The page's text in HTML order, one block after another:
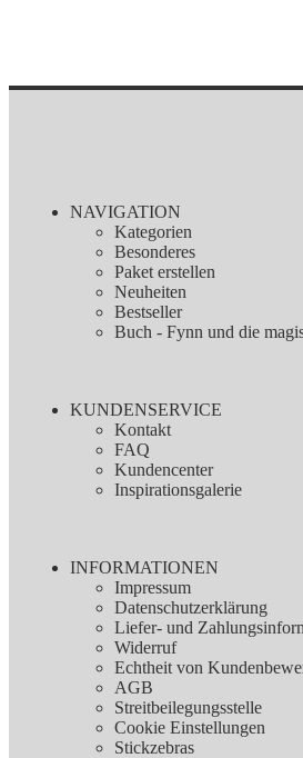
NAVIGATION
Kategorien
Besonderes
Paket erstellen
Neuheiten
Bestseller
Buch - Fynn und die
KUNDENSERVICE
Kontakt
FAQ
Kundencenter
Inspirationsgalerie
INFORMATIONEN
Impressum
Datenschutzerklärung
Liefer- und
Widerruf
Echtheit von
AGB
Streitbeilegungsstelle
Cookie Einstellungen
Stickzebras